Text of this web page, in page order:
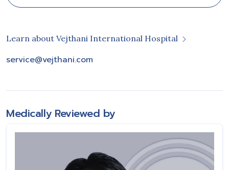
Learn about Vejthani International Hospital
service@vejthani.com
Medically Reviewed by